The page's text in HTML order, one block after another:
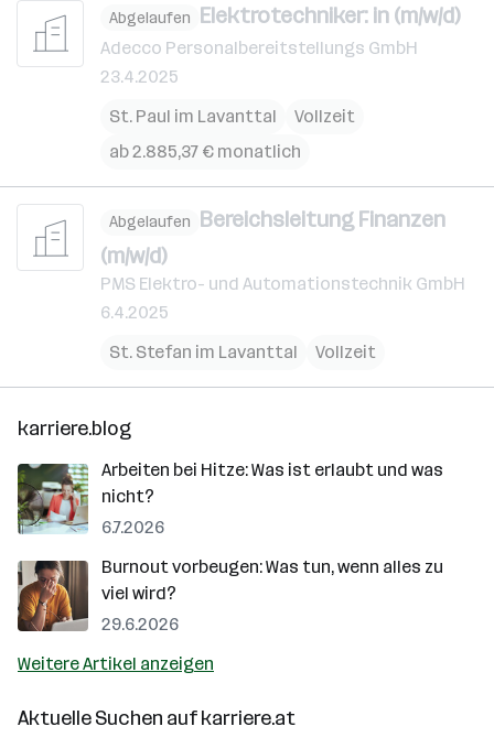
Abgelaufen Elektrotechniker: in (m/w/d)
Adecco Personalbereitstellungs GmbH
23.4.2025
St. Paul im Lavanttal
Vollzeit
ab 2.885,37 € monatlich
Abgelaufen Bereichsleitung Finanzen
(m/w/d)
PMS Elektro- und Automationstechnik GmbH
6.4.2025
St. Stefan im Lavanttal
Vollzeit
karriere.blog
Arbeiten bei Hitze: Was ist erlaubt und was
nicht?
6.7.2026
Burnout vorbeugen: Was tun, wenn alles zu
viel wird?
29.6.2026
Weitere Artikel anzeigen
Aktuelle Suchen aufkarriere.at